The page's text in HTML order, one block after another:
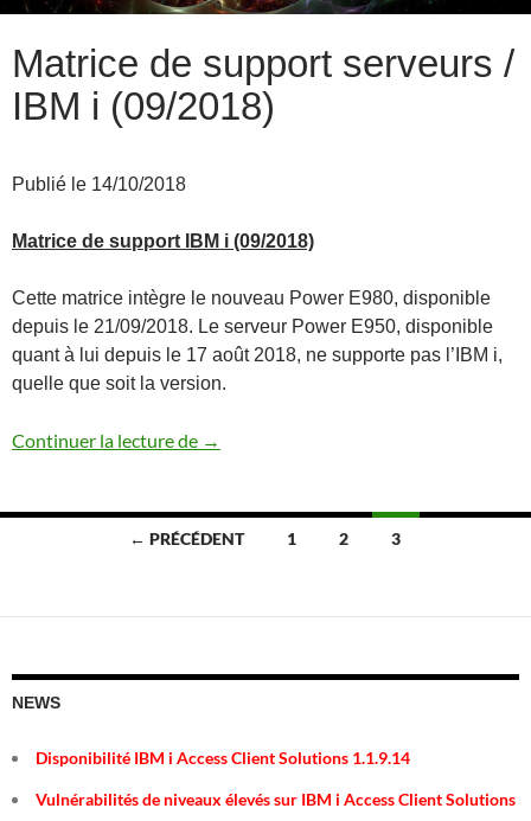
Matrice de support serveurs /
IBM i (09/2018)
Publié le 14/10/2018
Matrice de support IBM i (09/2018)
Cette matrice intègre le nouveau Power E980, disponible
depuis le 21/09/2018. Le serveur Power E950, disponible
quant à lui depuis le 17 août 2018, ne supporte pas l’IBM i,
quelle que soit la version.
Continuer la lecture de Matrice de support serveurs / IBM i
→
Navigation
articles
← PRÉCÉDENT 1 2 3
NEWS
Disponibilité IBM i Access Client Solutions 1.1.9.14
Vulnérabilités de niveaux élevés sur IBM i Access Client Solutions